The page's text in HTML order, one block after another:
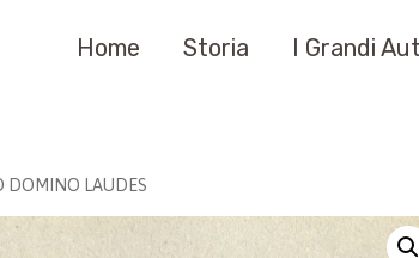
Home Storia I Grandi
DOMINO LAUDES